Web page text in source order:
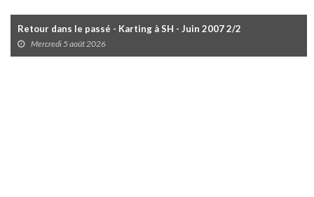
Retour dans le passé - Karting à SH - Juin 2007 2/2
Mercredi 5 août 2026